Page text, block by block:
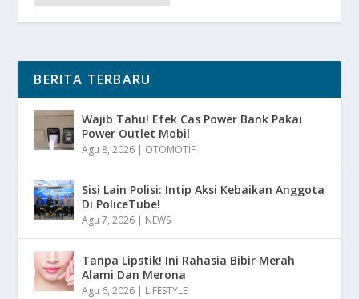
BERITA TERBARU
Wajib Tahu! Efek Cas Power Bank Pakai
Power Outlet Mobil
Agu 8, 2026 | OTOMOTIF
Sisi Lain Polisi: Intip Aksi Kebaikan Anggota
Di PoliceTube!
Agu 7, 2026 | NEWS
Tanpa Lipstik! Ini Rahasia Bibir Merah
Alami Dan Merona
Agu 6, 2026 | LIFESTYLE